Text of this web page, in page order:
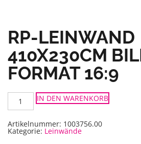
RP-LEINWAND
410X230CM
ORMAT 16:9
RP-
Leinwand
410x230cm
Format
16:9
Menge
IN DEN WARENKORB
Artikelnummer: 1003756.00
Kategorie: Leinwände